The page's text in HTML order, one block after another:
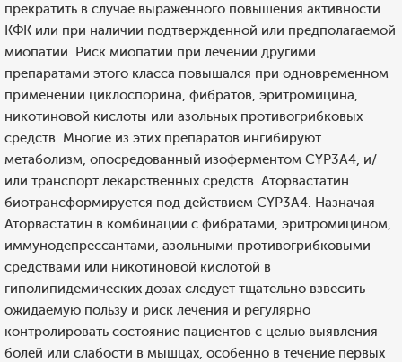
прекратить в случае выраженного повышения активности
КФК или при наличии подтвержденной или предполагаемой
миопатии. Риск миопатии при лечении другими
препаратами этого класса повышался при одновременном
применении циклоспорина, фибратов, эритромицина,
никотиновой кислоты или азольных противогрибковых
средств. Многие из этих препаратов ингибируют
метаболизм, опосредованный изоферментом CYP3A4, и/
или транспорт лекарственных средств. Аторвастатин
биотрансформируется под действием CYP3A4. Назначая
Аторвастатин в комбинации с фибратами, эритромицином,
иммунодепрессантами, азольными противогрибковыми
средствами или никотиновой кислотой в
гиполипидемических дозах следует тщательно взвесить
ожидаемую пользу и риск лечения и регулярно
контролировать состояние пациентов с целью выявления
болей или слабости в мышцах, особенно в течение первых